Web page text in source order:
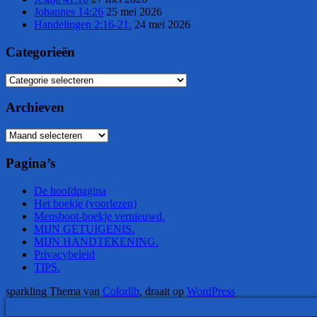
Johannes 14:26 25 mei 2026
Handelingen 2:16-21. 24 mei 2026
Categorieën
Categorieën
Archieven
Archieven
Pagina’s
De hoofdpagina
Het boekje (voorlezen)
Mensboot-boekje vernieuwd.
MIJN GETUIGENIS.
MIJN HANDTEKENING.
Privacybeleid
TIPS.
sparkling Thema van Colorlib, draait op WordPress